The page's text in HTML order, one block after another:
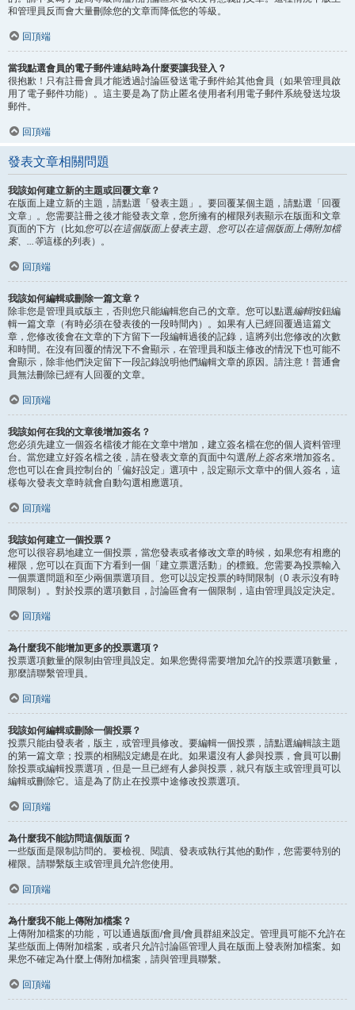
和管理員反而會大量刪除您的文章而降低您的等級。
回頂端
當我點選會員的電子郵件連結時為什麼要讓我登入？
很抱歉！只有註冊會員才能透過討論區發送電子郵件給其他會員（如果管理員啟
用了電子郵件功能）。這主要是為了防止匿名使用者利用電子郵件系統發送垃圾
郵件。
回頂端
發表文章相關問題
我該如何建立新的主題或回覆文章？
在版面上建立新的主題，請點選「發表主題」。要回覆某個主題，請點選「回覆
文章」。您需要註冊之後才能發表文章，您所擁有的權限列表顯示在版面和文章
頁面的下方（比如您可以在這個版面上發表主題、您可以在這個版面上傳附加檔
案、...等這樣的列表）。
回頂端
我該如何編輯或刪除一篇文章？
除非您是管理員或版主，否則您只能編輯您自己的文章。您可以點選編輯按鈕編
輯一篇文章（有時必須在發表後的一段時間內）。如果有人已經回覆過這篇文
章，您修改後會在文章的下方留下一段編輯過後的記錄，這將列出您修改的次數
和時間。在沒有回覆的情況下不會顯示，在管理員和版主修改的情況下也可能不
會顯示，除非他們決定留下一段記錄說明他們編輯文章的原因。請注意！普通會
員無法刪除已經有人回覆的文章。
回頂端
我該如何在我的文章後增加簽名？
您必須先建立一個簽名檔後才能在文章中增加，建立簽名檔在您的個人資料管理
台。當您建立好簽名檔之後，請在發表文章的頁面中勾選附上簽名來增加簽名。
您也可以在會員控制台的「偏好設定」選項中，設定顯示文章中的個人簽名，這
樣每次發表文章時就會自動勾選相應選項。
回頂端
我該如何建立一個投票？
您可以很容易地建立一個投票，當您發表或者修改文章的時候，如果您有相應的
權限，您可以在頁面下方看到一個「建立票選活動」的標籤。您需要為投票輸入
一個票選問題和至少兩個票選項目。您可以設定投票的時間限制（0 表示沒有時
間限制）。對於投票的選項數目，討論區會有一個限制，這由管理員設定決定。
回頂端
為什麼我不能增加更多的投票選項？
投票選項數量的限制由管理員設定。如果您覺得需要增加允許的投票選項數量，
那麼請聯繫管理員。
回頂端
我該如何編輯或刪除一個投票？
投票只能由發表者，版主，或管理員修改。要編輯一個投票，請點選編輯該主題
的第一篇文章；投票的相關設定總是在此。如果還沒有人參與投票，會員可以刪
除投票或編輯投票選項，但是一旦已經有人參與投票，就只有版主或管理員可以
編輯或刪除它。這是為了防止在投票中途修改投票選項。
回頂端
為什麼我不能訪問這個版面？
一些版面是限制訪問的。要檢視、閱讀、發表或執行其他的動作，您需要特別的
權限。請聯繫版主或管理員允許您使用。
回頂端
為什麼我不能上傳附加檔案？
上傳附加檔案的功能，可以通過版面/會員/會員群組來設定。管理員可能不允許在
某些版面上傳附加檔案，或者只允許討論區管理人員在版面上發表附加檔案。如
果您不確定為什麼上傳附加檔案，請與管理員聯繫。
回頂端